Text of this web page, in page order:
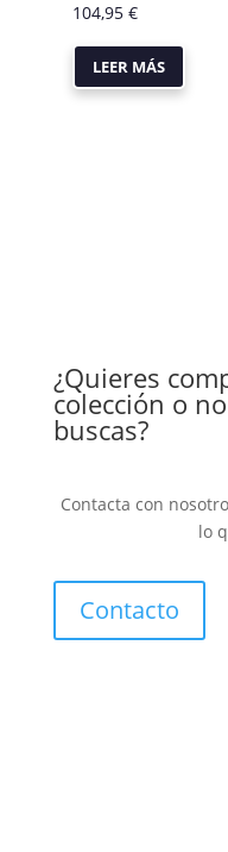
104,95 €
LEER MÁS
¿Quieres
colección o
buscas?
Contacta con
lo
Contacto